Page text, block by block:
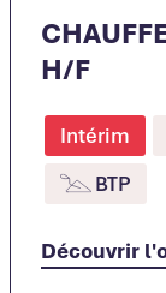
H/F
Intérim
BTP
Découvrir